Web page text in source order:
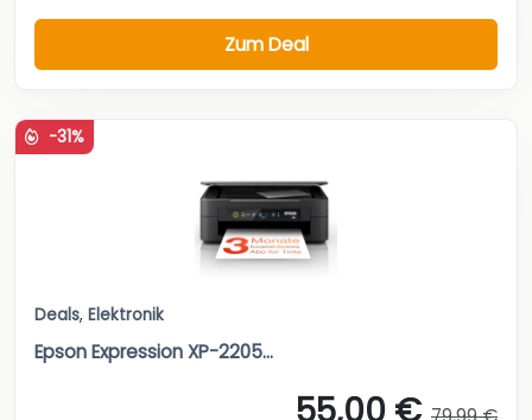
Zum Deal
-31%
Deals, Elektronik
Epson Expression XP-2205...